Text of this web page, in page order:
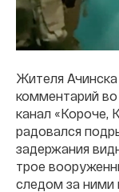
Жителя
комментарий
канал «Короче,
радовался
задержания
трое
следом за